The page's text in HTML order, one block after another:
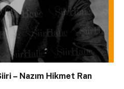
– Nazım Hikmet Ran